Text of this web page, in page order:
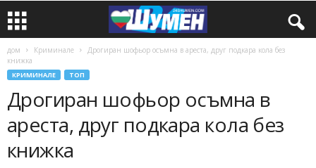
дом Криминале
Дрогиран шофьор осъмна в ареста, друг подкара кола без
книжка
КРИМИНАЛЕ ТОП
Дрогиран шофьор осъмна в
ареста, друг подкара кола без
книжка